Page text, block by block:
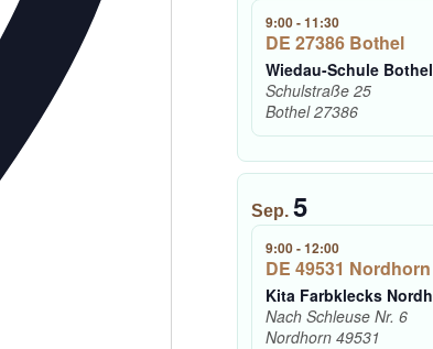
9:00-11:30
DE 27386 Bothel
Wiedau-Schule Bothel
Schulstraße 25
Bothel27386
Sep. 5
9:00-12:00
DE 49531 Nordhorn
Kita Farbklecks
Nach Schleuse Nr. 6
Nordhorn 49531